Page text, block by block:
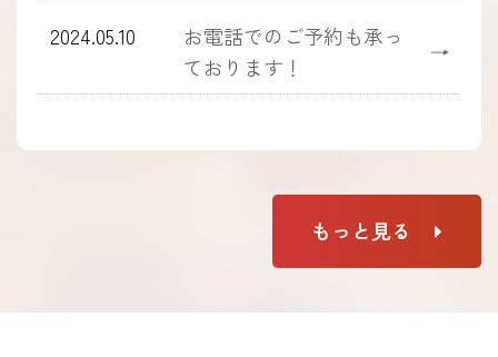
2024.05.10
お電話でのご予約も承っ
ております！
→
もっと見る